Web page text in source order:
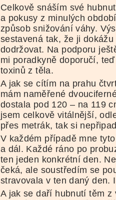
Celkově snáším své
a pokusy z minulých
způsob snižování váhy.
sestavená tak, že ji
dodržovat. Na podporu
mi poradkyně doporučí,
toxinů z těla.
A jak se cítím na prahu
mám naměřené
dostala pod 120 – na 119
jsem celkově vitálnější,
přes metrák, tak si
V každém případě mne
a dál. Každé ráno po
ten jeden konkrétní den.
čeká, ale soustředím se
stravovala v ten daný den.
A jak se daří hubnutí těm